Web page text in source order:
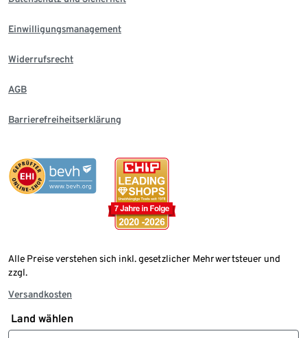
Einwilligungsmanagement
Widerrufsrecht
AGB
Barrierefreiheitserklärung
Alle Preise verstehen sich inkl. gesetzlicher Mehrwertsteuer und
zzgl.
Versandkosten
Land wählen